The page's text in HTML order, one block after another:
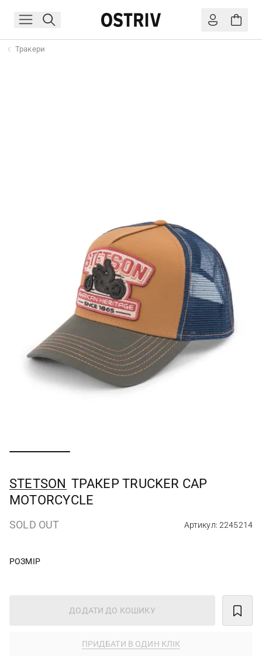
Тракери
STETSON ТРАКЕР TRUCKER CAP
MOTORCYCLE
SOLD OUT Артикул: 2245214
РОЗМІР
ДОДАТИ ДО КОШИКУ
ПРИДБАТИ В ОДИН КЛІК